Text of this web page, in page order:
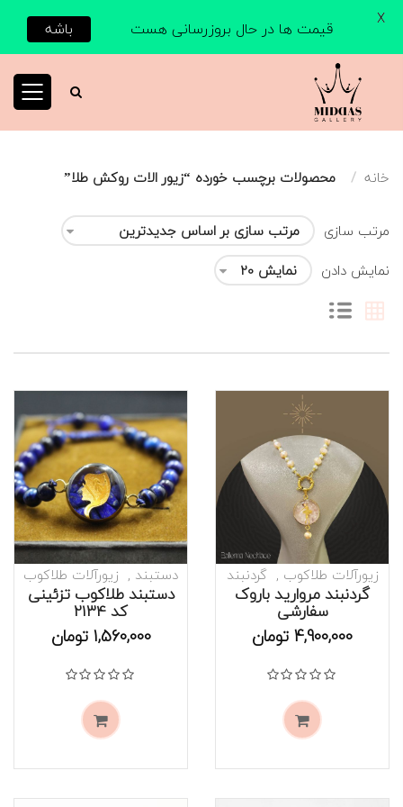
خانه محصولات برچسب خورده “زیور الات روکش طلا”
مرتب سازی
نمایش دادن
موجود است
زیورآلات طلاکوب گردنبند
گردنبند مروارید باروک
سفارشی
4,900,000تومان
نمره0از 5
موجود است
دستبند زیورآلات طلاکوب
دستبند طلاکوب تزئینی
کد 2134
1,560,000 تومان
نمره0از 5
قیمت ها در حال بروزرسانی هست باشه X